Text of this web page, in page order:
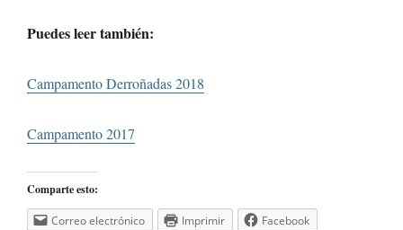
Puedes leer también:
Campamento Derroñadas 2018
Campamento 2017
Comparte esto:
Correo electrónico Imprimir
Facebook